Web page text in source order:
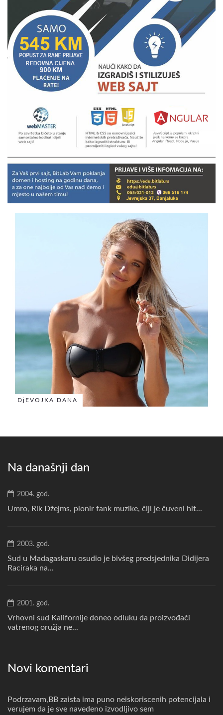
DjEVOJKA DANA
Na današnji dan
2004. god.
Umro, Rik Džejms, pionir fank muzike, čiji je čuveni hit...
2003. god.
Sud u Madagaskaru osudio je bivšeg predsjednika Didijera
Raciraka na...
2001. god.
Vrhovni sud Kalifornije doneo odluku da proizvođači
vatrenog oružja ne...
Novi komentari
Podrzavam,BB zaista ima puno neiskoriscenih potencijala i
verujem da je sve navedeno izvodljivo sem